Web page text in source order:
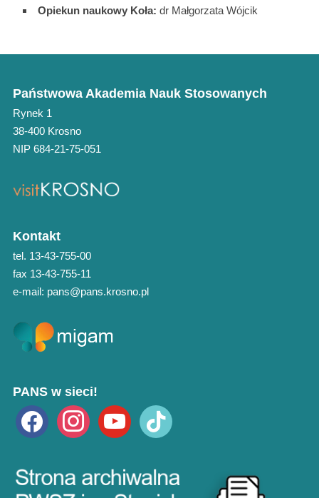
Opiekun naukowy Koła: dr Małgorzata Wójcik
Państwowa Akademia Nauk Stosowanych
Rynek 1
38-400 Krosno
NIP 684-21-75-051
Kontakt
tel. 13-43-755-00
fax 13-43-755-11
e-mail: pans@pans.krosno.pl
PANS w sieci!
facebook instagramyoutube tiktok